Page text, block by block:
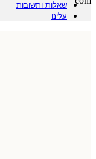
שאלות ותשובות
עלינו